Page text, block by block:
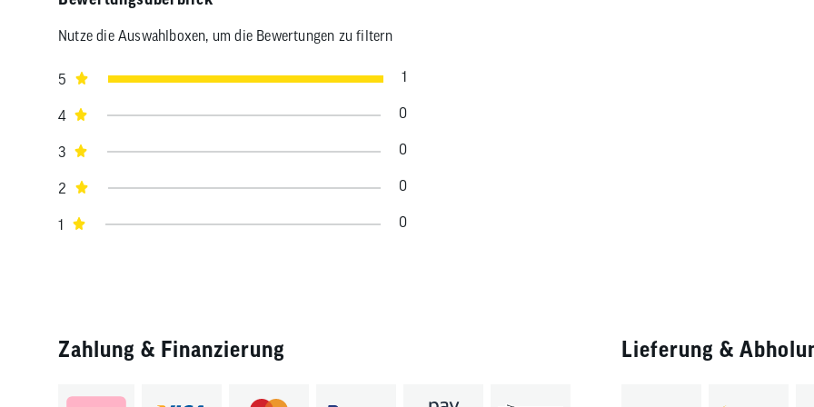
Nutze die Auswahlboxen, um die Bewertungen zu filtern
5 1
4 0
3 0
2 0
1 0
Zahlung & Finanzierung Lieferung &